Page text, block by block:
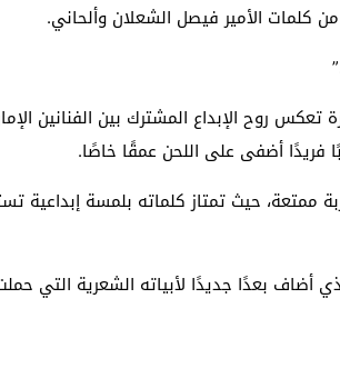
كلمات الأمير فيصل الشعلان وألحاني.
روح الإبداع المشترك بين الفنانين
فريدًا أضفى على اللحن عمقًا خاصًا.
ممتعة، حيث تمتاز كلماته بلمسة إبداعية
أضاف بعدًا جديدًا لأبياته الشعرية التي